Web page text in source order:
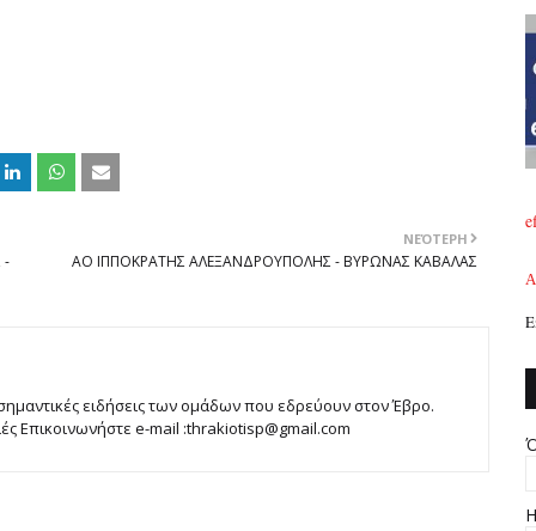
ΝΕΌΤΕΡΗ
ΑΟ ΙΠΠΟΚΡΑΤΗΣ ΑΛΕΞΑΝΔΡΟΥΠΟΛΗΣ - ΒΥΡΩΝΑΣ ΚΑΒΑΛΑΣ
-
ειδήσεις των ομάδων που εδρεύουν στον Έβρο.
Επικοινωνήστε e-mail :thrakiotisp@gmail.com